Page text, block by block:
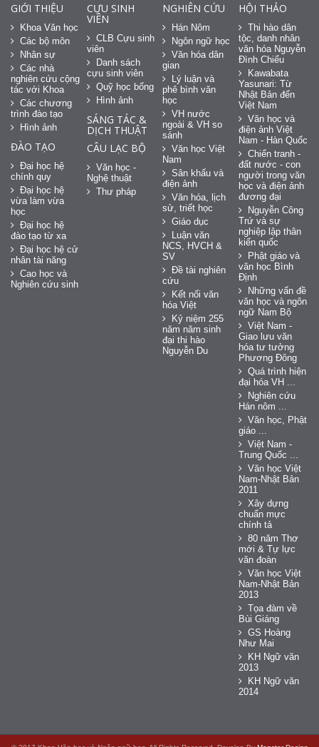
GIỚI THIỆU
Khoa Văn học
Các bộ môn
Nhân sự
Các nhà
nghiên cứu cộng
tác với Khoa
Các chương
trình đào tạo
Hình ảnh
ĐÀO TẠO
Đại học hệ
chính quy
Đại học hệ
vừa làm vừa
học
Đại học hệ
đào tạo từ xa
Đại học hệ cử
nhân tài năng
Cao học và
Nghiên cứu sinh
CỰU SINH
VIÊN
CLB Cựu sinh
viên
Danh sách
cựu sinh viên
Quỹ học bổng
Hình ảnh
SÁNG TÁC &
DỊCH THUẬT
CÂU LẠC BỘ
Văn học -
Nghệ thuật
Thư pháp
NGHIÊN CỨU
Hán Nôm
Ngôn ngữ học
Văn hóa dân
gian
Lý luận và
phê bình văn
học
VH nước
ngoài & VH so
sánh
Văn học Việt
Nam
Sân khấu và
điện ảnh
Văn hóa, lịch
sử, triết học
Giáo dục
Luận văn
NCS, HVCH &
SV
Đề tài nghiên
cứu
Kết nối văn
hóa Việt
Kỷ niệm 255
năm năm sinh
đại thi hào
Nguyễn Du
HỘI THẢO
Thi hào dân
tộc, danh nhân
văn hóa Nguyễn
Đình Chiểu
Kawabata
Yasunari: Từ
Nhật Bản đến
Việt Nam
Văn học và
điện ảnh Việt
Nam - Hàn Quốc
Chiến tranh -
đất nước - con
người trong văn
học và điện ảnh
đương đại
Nguyễn Công
Trứ và sự
nghiệp lập thân
kiến quốc
Phật giáo và
văn học Bình
Định
Những vấn đề
văn học và ngôn
ngữ Nam Bộ
Việt Nam -
Giao lưu văn
hóa tư tưởng
Phương Đông
Quá trình hiện
đại hóa VH ...
Nghiên cứu
Hán nôm ...
Văn học, Phật
giáo ...
Việt Nam -
Trung Quốc ...
Văn học Việt
Nam-Nhật Bản
2011
Xây dựng
chuẩn mực
chính tả
80 năm Thơ
mới & Tự lực
văn đoàn
Văn học Việt
Nam-Nhật Bản
2013
Tọa đàm về
Bùi Giáng
GS Hoàng
Như Mai
KH Ngữ văn
2013
KH Ngữ văn
2014